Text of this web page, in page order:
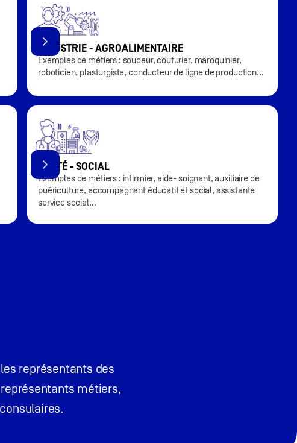
INDUSTRIE - AGROALIMENTAIRE
Exemples de métiers : soudeur, couturier, maroquinier,
roboticien, plasturgiste, conducteur de ligne de production...
SANTÉ - SOCIAL
Exemples de métiers : infirmier, aide- soignant, auxiliaire de
puériculture, accompagnant éducatif et social, assistante
service social...
représentants des
métiers,